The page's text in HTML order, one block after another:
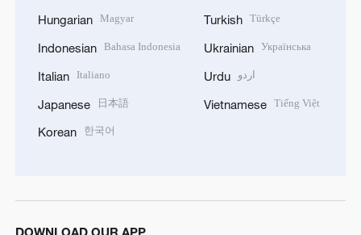
Hungarian Magyar
Indonesian Bahasa Indonesia
Italian Italiano
Japanese 日本語
Korean 한국어
Turkish Türkçe
Ukrainian Українська
Urdu اردو
Vietnamese Tiếng Việt
DOWNLOAD OUR APP